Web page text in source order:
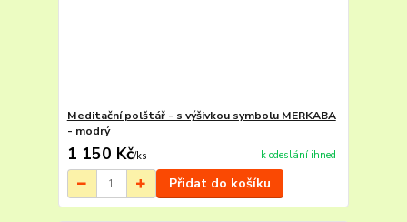
Meditační polštář - s výšivkou symbolu MERKABA
- modrý
1 150 Kč/ks k odeslání ihned
Přidat do košíku